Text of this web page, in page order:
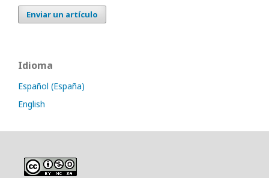
Enviar un artículo
Idioma
Español (España)
English